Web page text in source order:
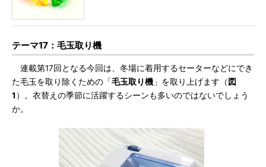
テーマ17：毛玉取り機
連載第17回となる今回は、冬場に着用するセーターなどにでき
た毛玉を取り除くための「毛玉取り機 」を取り上げます（ 図
1 ）。衣替えの季節に活躍するシーンも多いのではないでしょう
か。